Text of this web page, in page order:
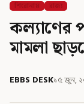
শিরোনাম রাজ্য
কল্যাণের
মামলা
EBBS DESK১৫ জুন,